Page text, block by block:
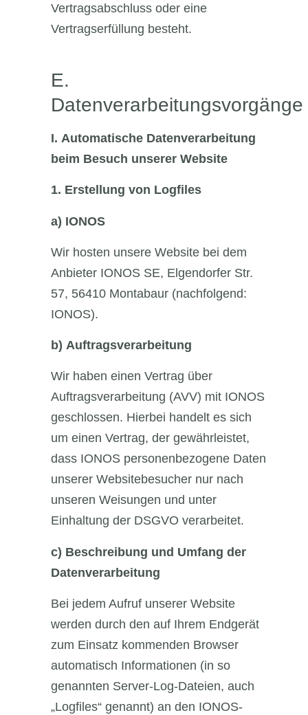
Vertragsabschluss oder eine
Vertragserfüllung besteht.
E.
Datenverarbeitungsvorgänge
I. Automatische Datenverarbeitung
beim Besuch unserer Website
1. Erstellung von Logfiles
a) IONOS
Wir hosten unsere Website bei dem
Anbieter IONOS SE, Elgendorfer Str.
57, 56410 Montabaur (nachfolgend:
IONOS).
b) Auftragsverarbeitung
Wir haben einen Vertrag über
Auftragsverarbeitung (AVV) mit IONOS
geschlossen. Hierbei handelt es sich
um einen Vertrag, der gewährleistet,
dass IONOS personenbezogene Daten
unserer Websitebesucher nur nach
unseren Weisungen und unter
Einhaltung der DSGVO verarbeitet.
c) Beschreibung und Umfang der
Datenverarbeitung
Bei jedem Aufruf unserer Website
werden durch den auf Ihrem Endgerät
zum Einsatz kommenden Browser
automatisch Informationen (in so
genannten Server-Log-Dateien, auch
„Logfiles“ genannt) an den IONOS-